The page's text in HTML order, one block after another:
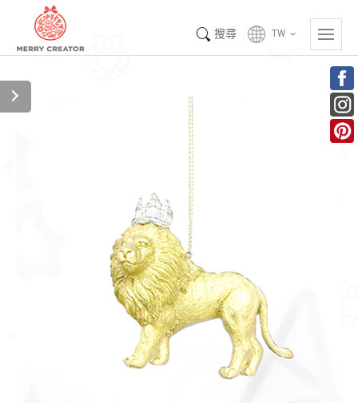
搜尋 TW keyboard_arrow_down